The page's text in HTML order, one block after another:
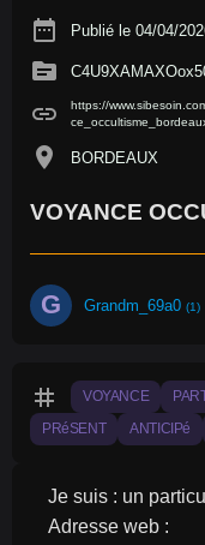
date_range Publié le 04/04/
source
link
https://
location_on BORDEAUX
VOYANCE
G Grandm_69a0 (1)
tag VOYANCE
PRéSENT ANTICIPé
Je suis : un
Adresse web :